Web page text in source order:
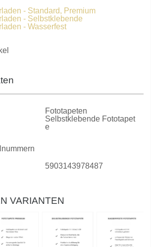
- Standard, Premium
- Selbstklebende
- Wasserfest
Fototapeten
Selbstklebende Fototapet
E
5903143978487
VARIANTEN